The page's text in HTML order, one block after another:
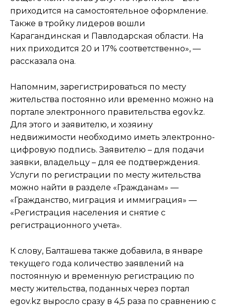
приходится на самостоятельное оформление.
Также в тройку лидеров вошли
Карагандинская и Павлодарская области. На
них приходится 20 и 17% соответственно», —
рассказала она.
Напомним, зарегистрироваться по месту
жительства постоянно или временно можно на
портале электронного правительства egov.kz.
Для этого и заявителю, и хозяину
недвижимости необходимо иметь электронно-
цифровую подпись. Заявителю – для подачи
заявки, владельцу – для ее подтверждения.
Услуги по регистрации по месту жительства
можно найти в разделе «Гражданам» —
«Гражданство, миграция и иммиграция» —
«Регистрация населения и снятие с
регистрационного учета».
К слову, Балташева также добавила, в январе
текущего года количество заявлений на
постоянную и временную регистрацию по
месту жительства, поданных через портал
egov.kz выросло сразу в 4,5 раза по сравнению с